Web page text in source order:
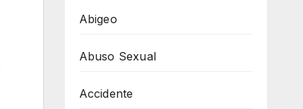
Abigeo
Abuso Sexual
Accidente